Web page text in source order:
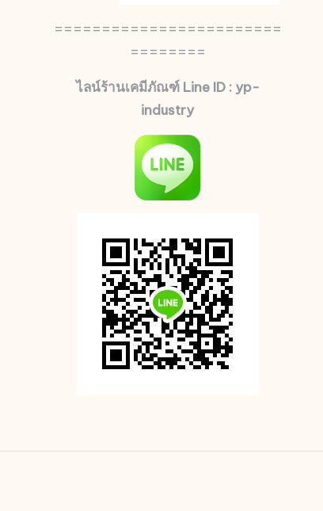
========================
========
ไลน์ร้านเคมีภัณฑ์ Line ID : yp-
industry